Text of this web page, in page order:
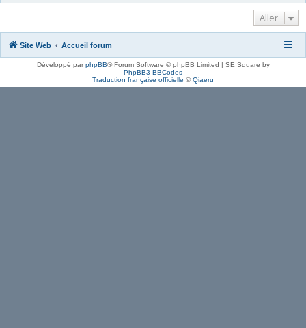
Aller
Site Web Accueil forum
Développé parphpBB® Forum Software © phpBB Limited | SE Square by
PhpBB3 BBCodes
Traduction française officielle ©Qiaeru